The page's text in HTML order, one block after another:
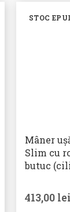
STOC
Mâner
Slim cu
butuc
413,00 lei